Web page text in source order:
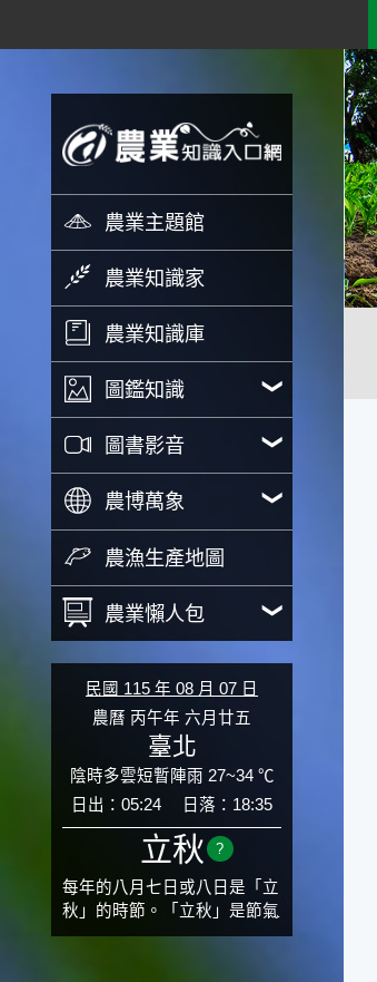
農業知識入口網
農業主題館
農業知識家
農業知識庫
圖鑑知識
圖書影音
農博萬象
農漁生產地圖
農業懶人包
民國 115 年 08 月 07 日
農曆 丙午年 六月廿五
臺北
陰時多雲短暫陣雨 27~34 ℃
日出：05:24
日落：18:35
立秋 ?
每年的八月七日或八日是「立
秋」的時節。「立秋」是節氣
邁入秋涼的先聲，表示酷熱難